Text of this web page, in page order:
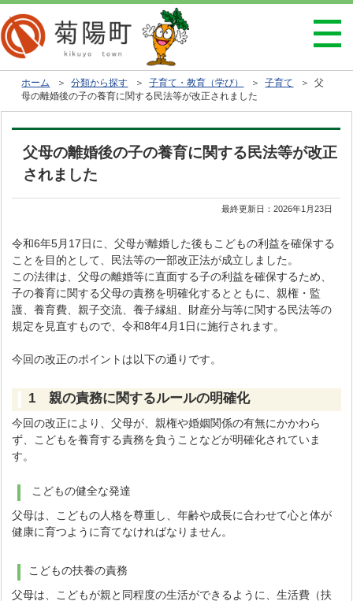
ホーム ＞分類から探す ＞子育て・教育（学び） ＞子育て
＞ 父
母の離婚後の子の養育に関する民法等が改正されました
父母の離婚後の子の養育に関する民法等が改正
されました
最終更新日：2026年1月23日
令和6年5月17日に、父母が離婚した後もこどもの利益を確保する
ことを目的として、民法等の一部改正法が成立しました。
この法律は、父母の離婚等に直面する子の利益を確保するため、
子の養育に関する父母の責務を明確化するとともに、親権・監
護、養育費、親子交流、養子縁組、財産分与等に関する民法等の
規定を見直すもので、令和8年4月1日に施行されます。
今回の改正のポイントは以下の通りです。
1 親の責務に関するルールの明確化
今回の改正により、父母が、親権や婚姻関係の有無にかかわら
ず、こどもを養育する責務を負うことなどが明確化されていま
す。
こどもの健全な発達
父母は、こどもの人格を尊重し、年齢や成長に合わせて心と体が
健康に育つように育てなければなりません。
こどもの扶養の責務
父母は、こどもが親と同程度の生活ができるように、生活費（扶